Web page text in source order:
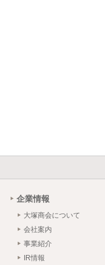
企業情報
大塚商会について
会社案内
事業紹介
IR情報